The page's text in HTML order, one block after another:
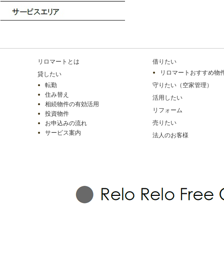
リロマートとは
貸したい
転勤
住み替え
相続物件の有効活用
投資物件
お申込みの流れ
サービス案内
借りたい
リロマートおすすめ物
守りたい（空家管理）
活用したい
リフォーム
売りたい
法人のお客様